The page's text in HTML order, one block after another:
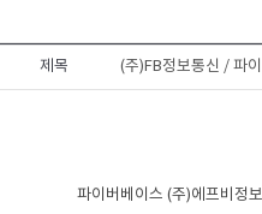
제목 (주)FB정보통신 / 파
파이버베이스 (주)에프비 정